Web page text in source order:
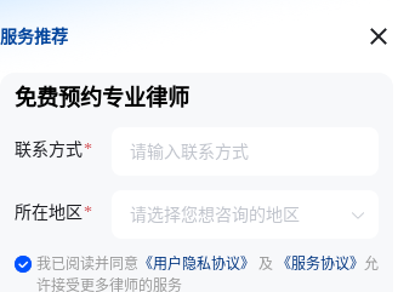
服务推荐
服务推荐
免费预约专业律师
联系方式
所在地区
我已阅读并同意 《用户隐私协议》 及 《服务协议》 允
许接受更多律师的服务